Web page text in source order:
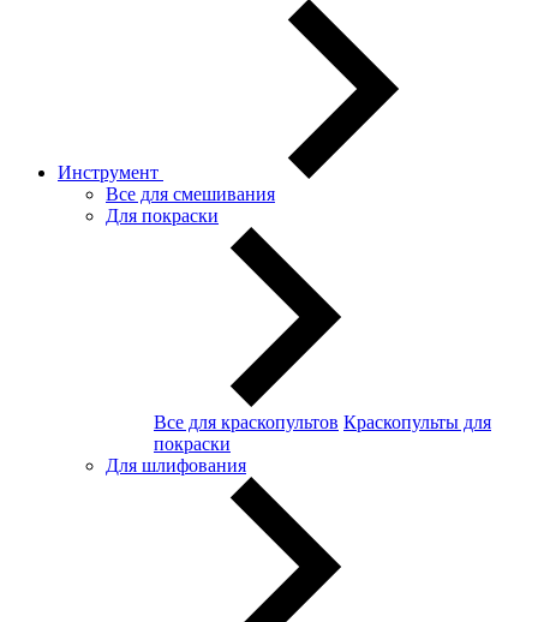
Инструмент
Все для смешивания
Для покраски
Все для краскопультов Краскопульты для
покраски
Для шлифования